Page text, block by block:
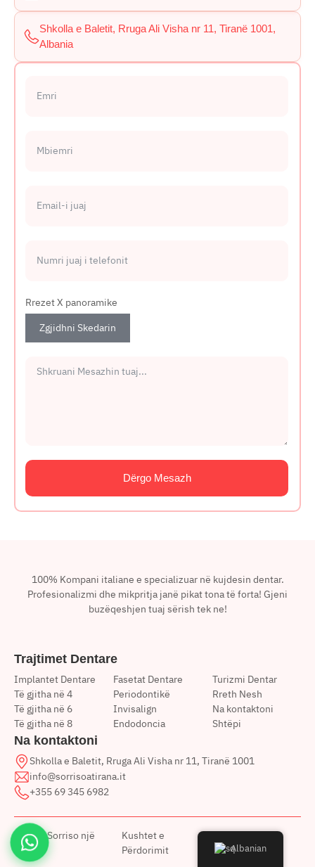
Shkolla e Baletit, Rruga Ali Visha nr 11, Tiranë 1001,
Albania
Rrezet X panoramike
Zgjidhni Skedarin
Dërgo Mesazh
100% Kompani italiane e specializuar në kujdesin dentar.
Profesionalizmi dhe mikpritja janë pikat tona të forta! Gjeni
buzëqeshjen tuaj sërish tek ne!
Trajtimet Dentare
Implantet Dentare
Të gjitha në 4
Të gjitha në 6
Të gjitha në 8
Fasetat Dentare
Periodontikë
Invisalign
Endodoncia
Turizmi Dentar
Rreth Nesh
Na kontaktoni
Shtëpi
Na kontaktoni
Shkolla e Baletit, Rruga Ali Visha nr 11, Tiranë 1001
info@sorrisoatirana.it
+355 69 345 6982
@2026Sorriso një
Tiranë
Kushtet e
Përdorimit
Politika e
privatësisë
Albanian